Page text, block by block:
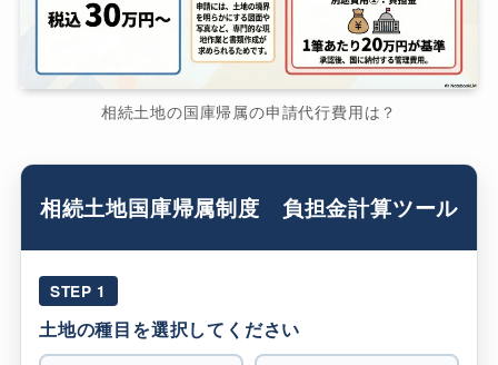
相続土地の国庫帰属の申請代行費用は？
相続土地国庫帰属制度 負担金計算ツール
STEP 1
土地の種目を選択してください